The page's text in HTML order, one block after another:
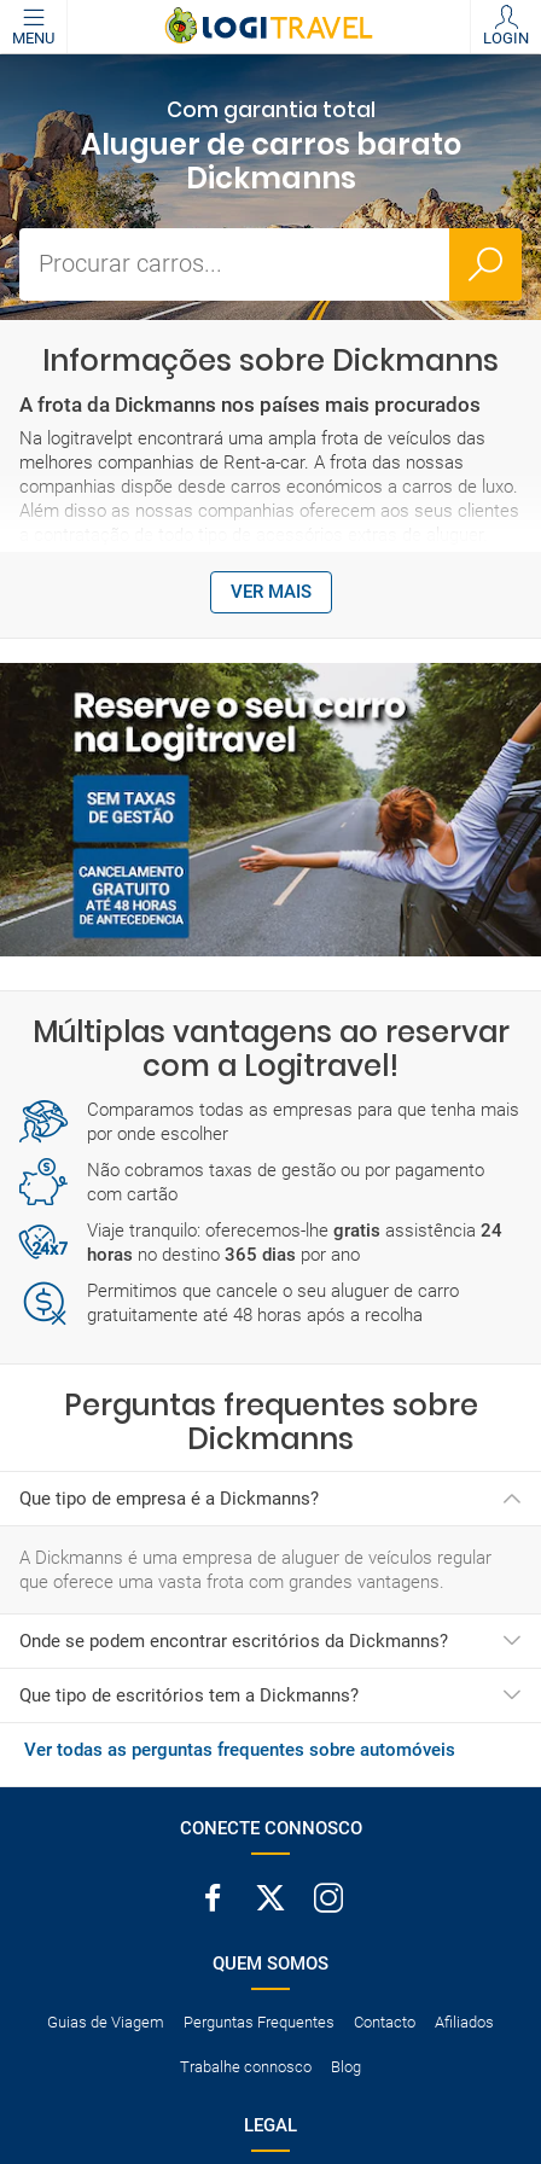
MENU LOGIN
Com garantia total
Aluguer de carros barato
Dickmanns
Procurar carros...
Informações sobre Dickmanns
A frota da Dickmanns nos países mais procurados
Na logitravelpt encontrará uma ampla frota de veículos das
melhores companhias de Rent-a-car. A frota das nossas
companhias dispõe desde carros económicos a carros de luxo.
Além disso as nossas companhias oferecem aos seus clientes
VER MAIS
Múltiplas vantagens ao reservar
com a Logitravel!
Comparamos todas as empresas para que tenha mais
por onde escolher
Não cobramos taxas de gestão ou por pagamento
com cartão
Viaje tranquilo: oferecemos-lhe gratis assistência 24
horas no destino 365 dias por ano
Permitimos que cancele o seu aluguer de carro
gratuitamente até 48 horas após a recolha
Perguntas frequentes sobre
Dickmanns
Que tipo de empresa é a Dickmanns?
A Dickmanns é uma empresa de aluguer de veículos regular
que oferece uma vasta frota com grandes vantagens.
Onde se podem encontrar escritórios da Dickmanns?
Os escritórios da Dickmanns estão localizados principalmente
Os escritórios da Dickmanns estão localizados principalmente
Que tipo de escritórios tem a Dickmanns?
A maioria dos escritórios da Dickmanns está localizada no
Ver todas as perguntas frequentes sobre automóveis
CONECTE CONNOSCO
QUEM SOMOS
Guias de Viagem Perguntas Frequentes Contacto Afiliados
Trabalhe connosco Blog
LEGAL